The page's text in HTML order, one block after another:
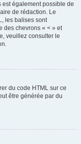
également possible de
de rédaction. Le
les balises sont
des chevrons « < » et
veuillez consulter le
du code HTML sur ce
être générée par du